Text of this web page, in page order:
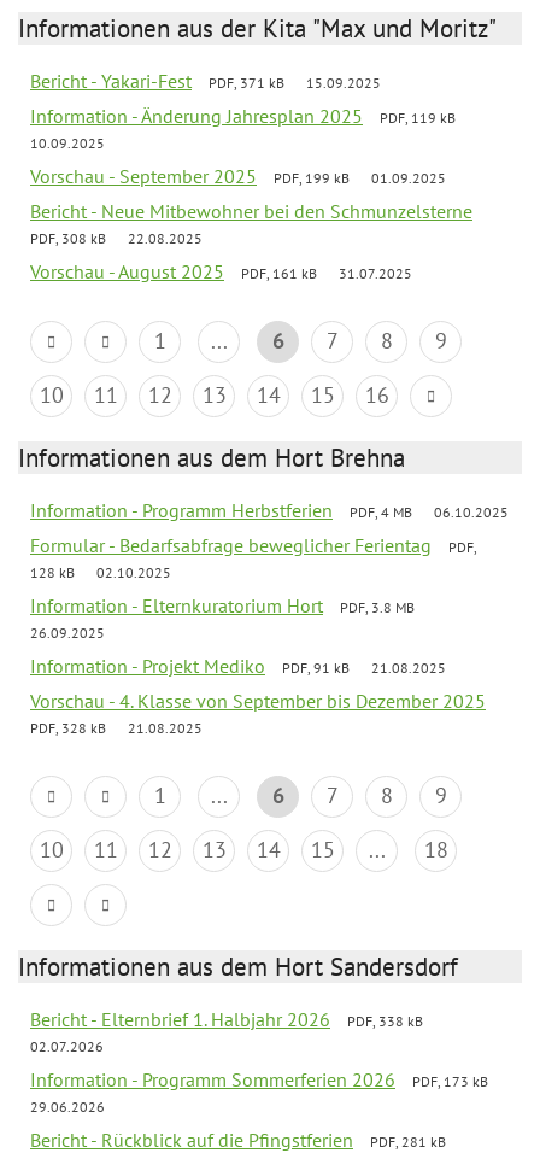
Informationen aus der Kita "Max und Moritz"
Bericht - Yakari-Fest PDF, 371 kB 15.09.2025
Information - Änderung Jahresplan 2025
PDF, 119 kB
10.09.2025
Vorschau - September 2025 PDF, 199 kB 01.09.2025
Bericht - Neue Mitbewohner bei den Schmunzelsterne
PDF, 308 kB 22.08.2025
Vorschau - August 2025 PDF, 161 kB 31.07.2025
1 ... 6 7 8
9
10
11 12 13 14 15 16
Informationen aus dem Hort Brehna
Information - Programm Herbstferien PDF, 4 MB 06.10.2025
Formular - Bedarfsabfrage beweglicher Ferientag
PDF,
128 kB
02.10.2025
Information - Elternkuratorium Hort
PDF, 3.8 MB
26.09.2025
Information - Projekt Mediko PDF, 91 kB 21.08.2025
Vorschau - 4. Klasse von September bis Dezember 2025
PDF, 328 kB 21.08.2025
1 ... 6 7 8
9
10
11 12 13 14 15 ... 18
Informationen aus dem Hort Sandersdorf
Bericht - Elternbrief 1. Halbjahr 2026
PDF, 338 kB
02.07.2026
Information - Programm Sommerferien 2026
PDF, 173 kB
29.06.2026
Bericht - Rückblick auf die Pfingstferien
PDF, 281 kB